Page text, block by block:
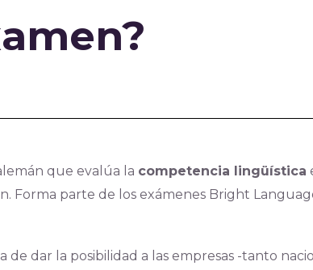
que evalúa la competencia lingüística
Forma parte de los exámenes Bright
de dar la posibilidad a las empresas -tanto